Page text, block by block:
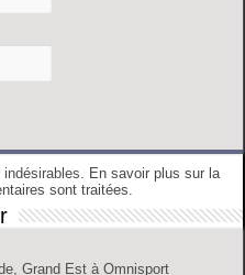
En savoir plus sur la
sont traitées.
Grand Est à Omnisport